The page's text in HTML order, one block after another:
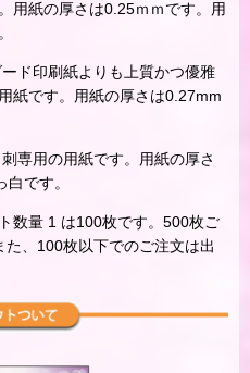
用紙の厚さは0.25ｍｍです。用
ド印刷紙よりも上質かつ優雅
紙です。用紙の厚さは0.27mm
専用の用紙です。用紙の厚さ
です。
数量 1 は100枚です。500枚ご
、100枚以下でのご注文は出